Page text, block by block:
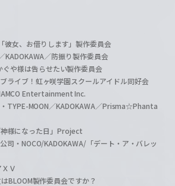
彼女、お借りします」製作委員会
／防振り製作委員会
や様は告らせたい製作委員会
ライブ！虹ヶ咲学園スクールアイドル同好会
Entertainment Inc.
TYPE-MOON／KADOKAWA／Prisma☆Phanta
様になった日」Project
司・NOCO/KADOKAWA/「デート・ア・バレッ
Ｖ
BLOOM製作委員会ですか？